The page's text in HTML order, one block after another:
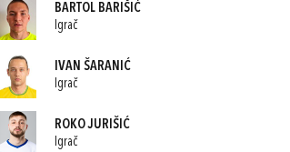
BARTOL BARIŠIĆ
Igrač
IVAN ŠARANIĆ
Igrač
ROKO JURIŠIĆ
Igrač